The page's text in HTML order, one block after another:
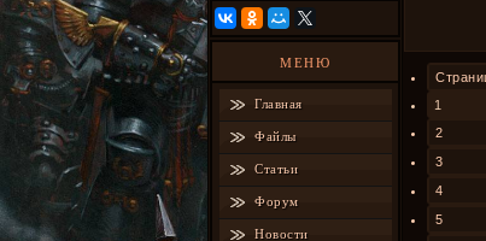
МЕНЮ
Главная
Файлы
Статьи
Форум
Новости
1
2
3
4
5